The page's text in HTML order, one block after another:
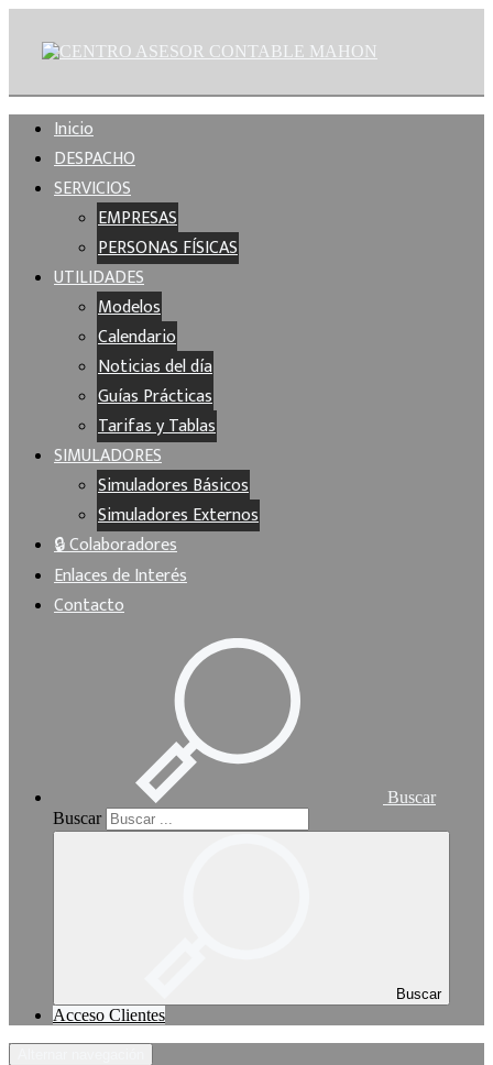
Inicio
DESPACHO
SERVICIOS
EMPRESAS
PERSONAS FÍSICAS
UTILIDADES
Modelos
Calendario
Noticias del día
Guías Prácticas
Tarifas y Tablas
SIMULADORES
Simuladores Básicos
Simuladores Externos
🔒 Colaboradores
Enlaces de Interés
Contacto
Buscar
Buscar
Buscar
Acceso Clientes